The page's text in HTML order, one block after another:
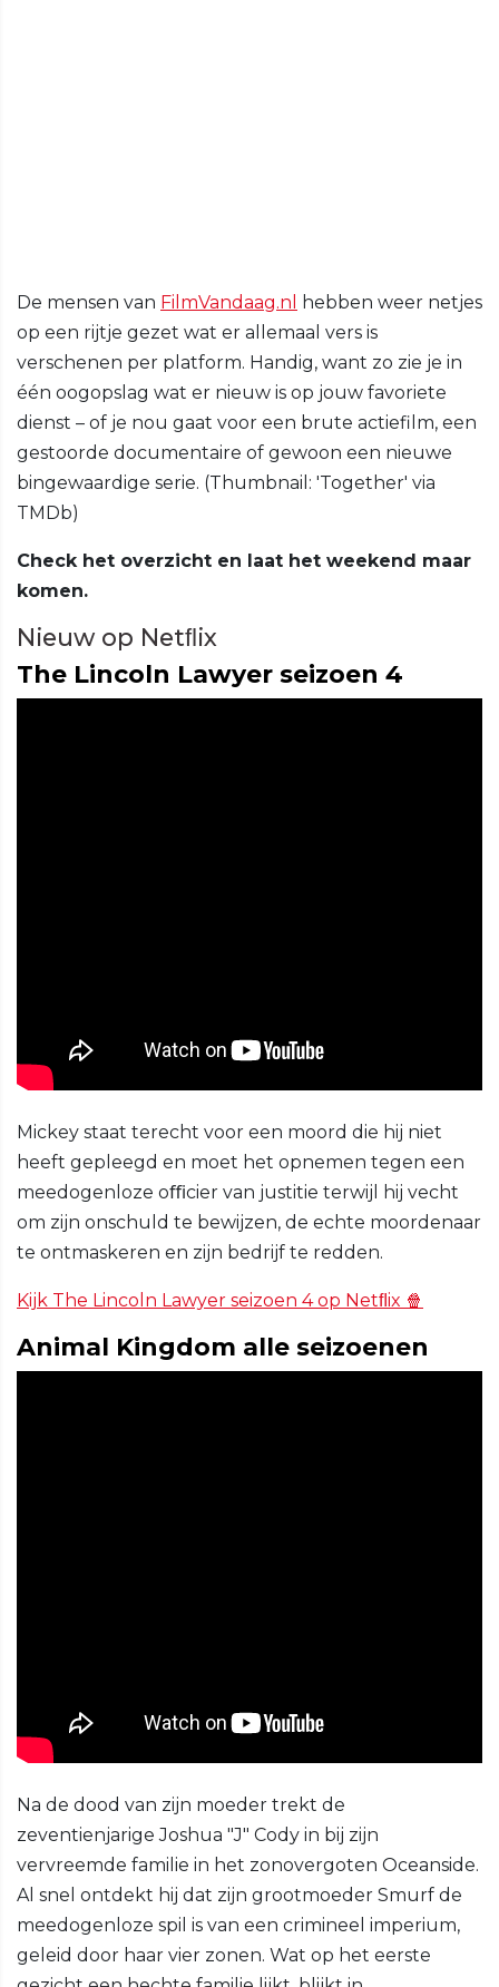
De mensen van FilmVandaag.nl
hebben weer netjes
op een rijtje gezet wat er allemaal vers is
verschenen per platform. Handig, want zo zie je in
één oogopslag wat er nieuw is op jouw favoriete
dienst – of je nou gaat voor een brute actiefilm, een
gestoorde documentaire of gewoon een nieuwe
bingewaardige serie. (Thumbnail: 'Together' via
TMDb)
Check het overzicht en laat het weekend maar
komen.
Nieuw op Netﬂix
The Lincoln Lawyer seizoen 4
Mickey staat terecht voor een moord die hij niet
heeft gepleegd en moet het opnemen tegen een
meedogenloze oﬃcier van justitie terwijl hij vecht
om zijn onschuld te bewijzen, de echte moordenaar
te ontmaskeren en zijn bedrijf te redden.
Kijk The Lincoln Lawyer seizoen 4 op Netﬂix 🍿
Animal Kingdom alle seizoenen
Na de dood van zijn moeder trekt de
zeventienjarige Joshua "J" Cody in bij zijn
vervreemde familie in het zonovergoten Oceanside.
Al snel ontdekt hij dat zijn grootmoeder Smurf de
meedogenloze spil is van een crimineel imperium,
geleid door haar vier zonen. Wat op het eerste